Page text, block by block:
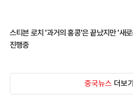
스티븐 로치 '과거의 홍콩'은 끝났지만 '새
진행중
중국뉴스 더보기